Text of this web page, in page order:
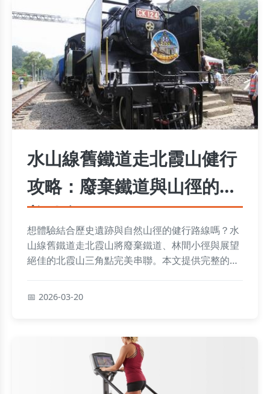
水山線舊鐵道走北霞山健行
攻略：廢棄鐵道與山徑的完
美結合
想體驗結合歷史遺跡與自然山徑的健行路線嗎？水
山線舊鐵道走北霞山將廢棄鐵道、林間小徑與展望
絕佳的北霞山三角點完美串聯。本文提供完整的交
2026-03-20